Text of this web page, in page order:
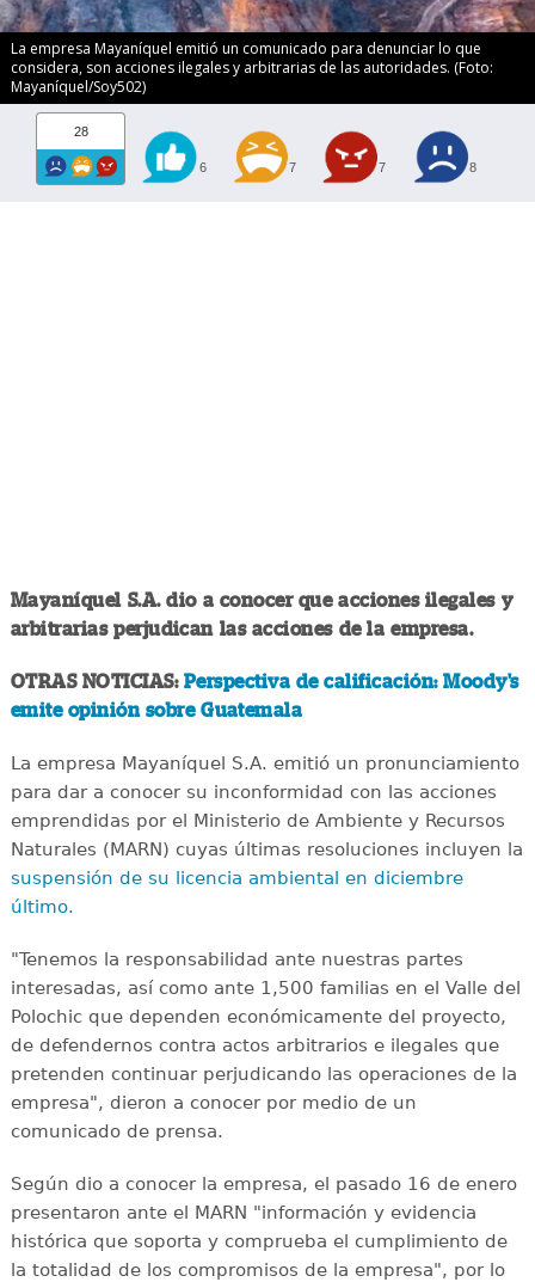
La empresa Mayaníquel emitió un comunicado para denunciar lo que
considera, son acciones ilegales y arbitrarias de las autoridades. (Foto:
Mayaníquel/Soy502)
28
6 7 7 8
Mayaníquel S.A. dio a conocer que acciones ilegales y
arbitrarias perjudican las acciones de la empresa.
OTRAS NOTICIAS: Perspectiva de calificación: Moody's
emite opinión sobre Guatemala
La empresa Mayaníquel S.A. emitió un pronunciamiento
para dar a conocer su inconformidad con las acciones
emprendidas por el Ministerio de Ambiente y Recursos
Naturales (MARN) cuyas últimas resoluciones incluyen la
suspensión de su licencia ambiental en diciembre
último.
"Tenemos la responsabilidad ante nuestras partes
interesadas, así como ante 1,500 familias en el Valle del
Polochic que dependen económicamente del proyecto,
de defendernos contra actos arbitrarios e ilegales que
pretenden continuar perjudicando las operaciones de la
empresa", dieron a conocer por medio de un
comunicado de prensa.
Según dio a conocer la empresa, el pasado 16 de enero
presentaron ante el MARN "información y evidencia
histórica que soporta y comprueba el cumplimiento de
la totalidad de los compromisos de la empresa", por lo